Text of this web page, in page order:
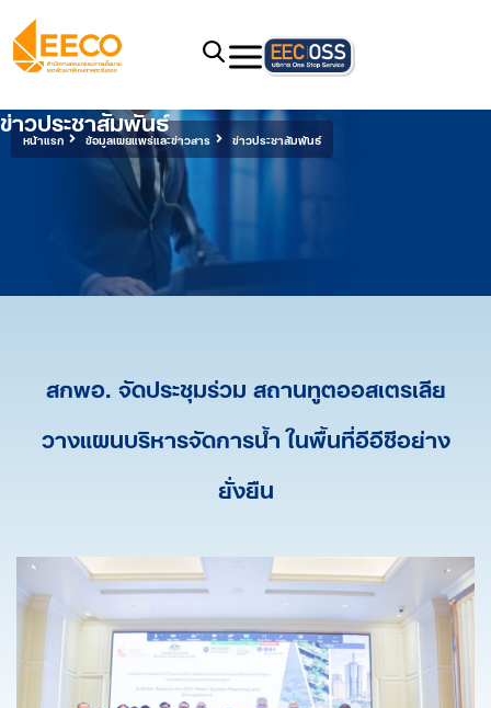
หน้าแรก ข้อมูลเผยแพร่และข่าวสาร ข่าวประชาสัมพันธ์
ข่าวประชาสัมพันธ์
สกพอ. จัดประชุมร่วม สถานทูตออสเตรเลีย
วางแผนบริหารจัดการน้ำ ในพื้นที่อีอีซีอย่าง
ยั่งยืน